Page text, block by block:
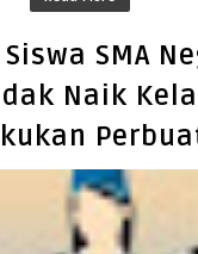
SMA
Naik